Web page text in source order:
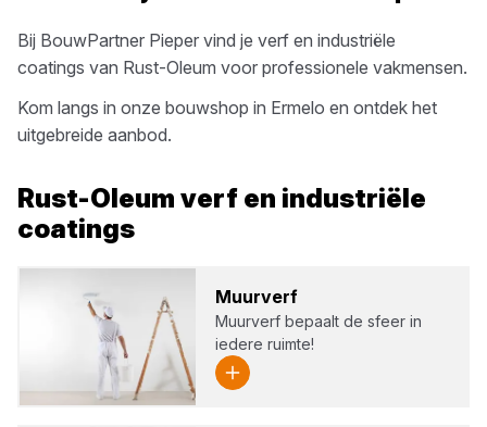
Bij BouwPartner Pieper vind je verf en industriële
coatings van Rust-Oleum voor professionele vakmensen.
Kom langs in onze bouwshop in Ermelo en ontdek het
uitgebreide aanbod.
Rust-Oleum verf en industriële
coatings
Muur­verf
Muurverf bepaalt de sfeer in
iedere ruimte!